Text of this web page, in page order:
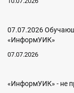
07.07.2026
«ИнформУИК»
07.07.2026
«ИнформУИК» - не